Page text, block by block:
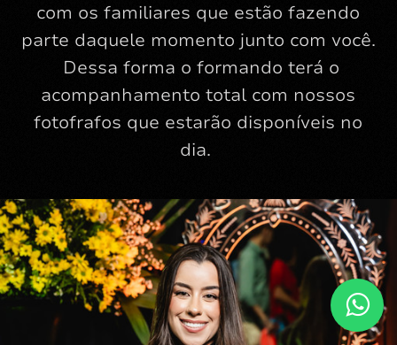
com os familiares que estão fazendo
parte daquele momento junto com você.
Dessa forma o formando terá o
acompanhamento total com nossos
fotofrafos que estarão disponíveis no
dia.